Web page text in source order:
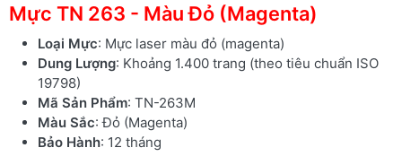
Mực TN 263 - Màu Đỏ (Magenta)
Loại Mực: Mực laser màu đỏ (magenta)
Dung Lượng: Khoảng 1.400 trang (theo tiêu chuẩn ISO
19798)
Mã Sản Phẩm: TN-263M
Màu Sắc: Đỏ (Magenta)
Bảo Hành: 12 tháng